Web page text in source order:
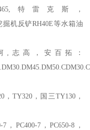
特雷克斯，
掘机反铲RH40E等水箱油
,志高，安百拓：
TY320，国三TY130，
PC400-7，PC650-8，